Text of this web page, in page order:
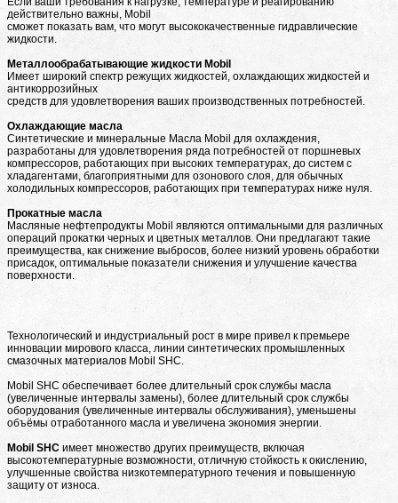
действительно важны, Mobil
сможет показать вам, что могут высококачественные гидравлические
жидкости.
Металлообрабатывающие жидкости Mobil
Имеет широкий спектр режущих жидкостей, охлаждающих жидкостей и
антикоррозийных
средств для удовлетворения ваших производственных потребностей.
Охлаждающие масла
Синтетические и минеральные Масла Mobil для охлаждения,
разработаны для удовлетворения ряда потребностей от поршневых
компрессоров, работающих при высоких температурах, до систем с
хладагентами, благоприятными для озонового слоя, для обычных
холодильных компрессоров, работающих при температурах ниже нуля.
Прокатные масла
Масляные нефтепродукты Mobil являются оптимальными для различных
операций прокатки черных и цветных металлов. Они предлагают такие
преимущества, как снижение выбросов, более низкий уровень обработки
присадок, оптимальные показатели снижения и улучшение качества
поверхности.
Технологический и индустриальный рост в мире привел к премьере
инновации мирового класса, линии синтетических промышленных
смазочных материалов Mobil SHC.
Mobil SHC обеспечивает более длительный срок службы масла
(увеличенные интервалы замены), более длительный срок службы
оборудования (увеличенные интервалы обслуживания), уменьшены
объёмы отработанного масла и увеличена экономия энергии.
Mobil SHC имеет множество других преимуществ, включая
высокотемпературные возможности, отличную стойкость к окислению,
улучшенные свойства низкотемпературного течения и повышенную
защиту от износа.